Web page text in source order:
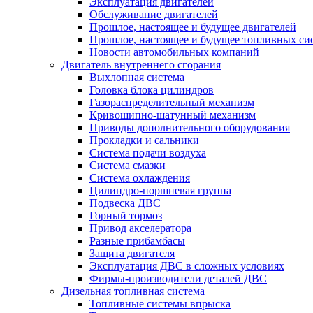
Обслуживание двигателей
Прошлое, настоящее и будущее двигателей
Прошлое, настоящее и будущее топливных
Новости автомобильных компаний
Двигатель внутреннего сгорания
Выхлопная система
Головка блока цилиндров
Газораспределительный механизм
Кривошипно-шатунный механизм
Приводы дополнительного оборудования
Прокладки и сальники
Система подачи воздуха
Система смазки
Система охлаждения
Цилиндро-поршневая группа
Подвеска ДВС
Горный тормоз
Привод акселератора
Разные прибамбасы
Защита двигателя
Эксплуатация ДВС в сложных условиях
Фирмы-производители деталей ДВС
Дизельная топливная система
Топливные системы впрыска